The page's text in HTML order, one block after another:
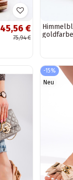
45,56 €
75,94 €
-15%
Neu